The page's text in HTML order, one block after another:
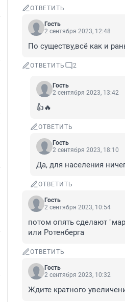
ОТВЕТИТЬ
Гость
2 сентября 2023, 12:48
По существу,всё как и
ОТВЕТИТЬ 2
Гость
2 сентября 2023, 13:42
👍🔥
ОТВЕТИТЬ
Гость
2 сентября 2023, 18:10
Да, для населения
ОТВЕТИТЬ
Гость
2 сентября 2023, 10:54
потом опять сделают
или Ротенберга
ОТВЕТИТЬ
Гость
2 сентября 2023, 10:32
Ждите кратного